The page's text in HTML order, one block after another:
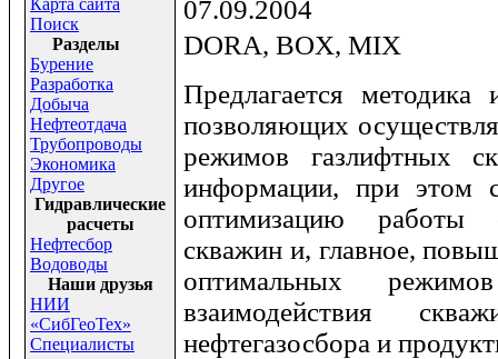
Карта сайта
Поиск
Раздeлы
Бурение
Разработка
Добыча
Нефтеотдача
Трубопроводы
Экономика
Другое
Гидравлические
расчеты
Нефтесбор
Водоводы
Наши друзья
НИИ
«СибГеоТех»
Специалисты
07.09.2004
DORA, BOX, MIX
Предлагается
позволяющих
режимов газлифтных
информации, при этом
оптимизацию работы
скважин и, главное,
оптимальных
взаимодействия
нефтегазосбора и